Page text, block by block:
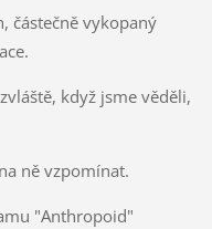
částečně vykopaný
když jsme věděli,
ně vzpomínat.
"Anthropoid"